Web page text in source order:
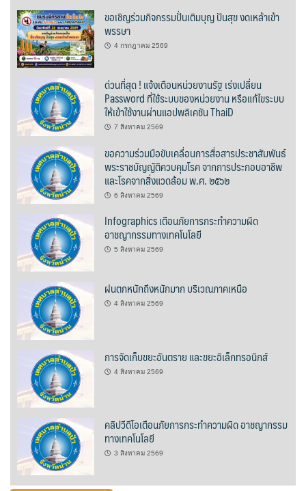
นาต้นบัวโฮมสเตย์
น่านปัว รีสอร์ท
นาเหล่า เก๊าสลี โฮมสเตย์
นาไผ่ปัววิว
บวกบัววิวรีสอร์ท
บ้านกังหัน @ ปัวคอทเทจ
บ้านต้นคูณ
บ้านนาโฮมสเตย์
บ้านปัว ปลายนา
บ้านพักชมดอย
บ้านยลญภา
บ้านริมทุ่งรีสอร์ท
บ้านสวนศรีสุขโฮมสเตย์
บ้านฮิมนาปัว
บ้านไม้ปลายนา
ขอเชิญร่วมกิจกรรมปั่นเติมบุญ ปันสุข งดเหล้าเข้า
พรรษา
4 กรกฎาคม 2569
ด่วนที่สุด ! แจ้งเตือนหน่วยงานรัฐ เร่งเปลี่ยน
Password ที่ใช้ระบบของหน่วยงาน หรือแก้ไขระบบ
ให้เข้าใช้งานผ่านแอปพลิเคชัน ThaiD
7 สิงหาคม 2569
ขอความร่วมมือขับเคลื่อนการสื่อสารประชาสัมพันธ์
พระราชบัญญัติควบคุมโรค จากการประกอบอาชีพ
และโรคจากสิ่งแวดล้อม พ.ศ. ๒๕๖๒
6 สิงหาคม 2569
Infographics เตือนภัยการกระทำความผิด
อาชญากรรมทางเทคโนโลยี
5 สิงหาคม 2569
ฝนตกหนักถึงหนักมาก บริเวณภาคเหนือ
4 สิงหาคม 2569
การจัดเก็บขยะอันตราย และขยะอิเล็กทรอนิกส์
4 สิงหาคม 2569
คลิปวีดีโอเตือนภัยการกระทำความผิด อาชญากรรม
ทางเทคโนโลยี
3 สิงหาคม 2569